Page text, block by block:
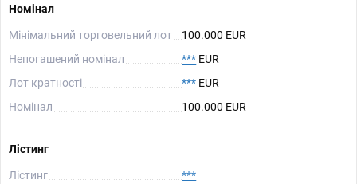
Номінал
Мінімальний торговельний лот
100.000 EUR
Непогашений номінал
*** EUR
Лот кратності
*** EUR
Номінал
100.000 EUR
Лістинг
Лістинг ***